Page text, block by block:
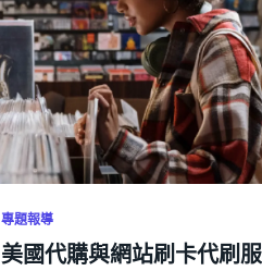
專題報導
美國代購與網站刷卡代刷